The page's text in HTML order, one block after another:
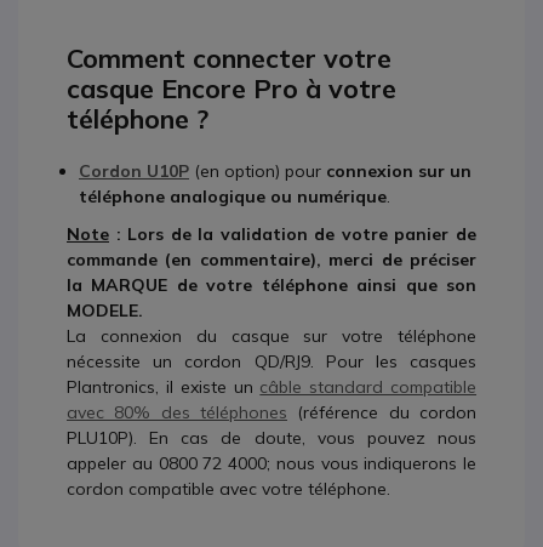
Comment connecter votre
casque Encore Pro à votre
téléphone ?
Cordon U10P (en option) pour connexion sur un
téléphone analogique ou numérique.
Note : Lors de la validation de votre panier de
commande (en commentaire), merci de préciser
la MARQUE de votre téléphone ainsi que son
MODELE.
La connexion du casque sur votre téléphone
nécessite un cordon QD/RJ9. Pour les casques
Plantronics, il existe un câble standard compatible
avec 80% des téléphones (référence du cordon
PLU10P). En cas de doute, vous pouvez nous
appeler au 0800 72 4000; nous vous indiquerons le
cordon compatible avec votre téléphone.